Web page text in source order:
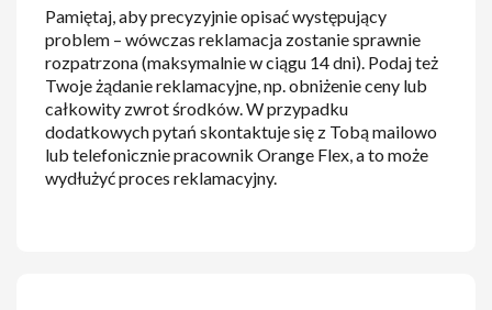
Pamiętaj, aby precyzyjnie opisać występujący
problem – wówczas reklamacja zostanie sprawnie
rozpatrzona (maksymalnie w ciągu 14 dni). Podaj też
Twoje żądanie reklamacyjne, np. obniżenie ceny lub
całkowity zwrot środków. W przypadku
dodatkowych pytań skontaktuje się z Tobą mailowo
lub telefonicznie pracownik Orange Flex, a to może
wydłużyć proces reklamacyjny.